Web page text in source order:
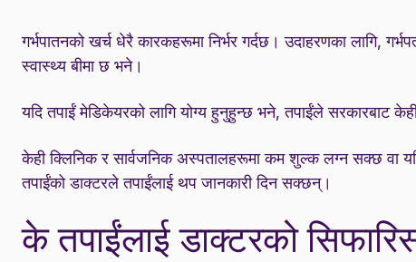
गर्भपातनको खर्च धेरै कारकहरूमा निर्भर गर्दछ। उदाहरणका लागि,
स्वास्थ्य बीमा छ भने।
यदि तपाईं मेडिकेयरको लागि योग्य हुनुहुन्छ भने, तपाईंले सरकारबाट
केही क्लिनिक र सार्वजनिक अस्पतालहरूमा कम शुल्क लग्न सक्छ वा
तपाईंको डाक्टरले तपाईंलाई थप जानकारी दिन सक्छन्।
के तपाईंलाई डाक्टरको